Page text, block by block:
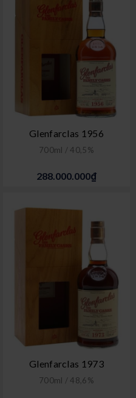
Glenfarclas 1956
700ml / 40,5%
288.000.000₫
Glenfarclas 1973
700ml / 48,6%